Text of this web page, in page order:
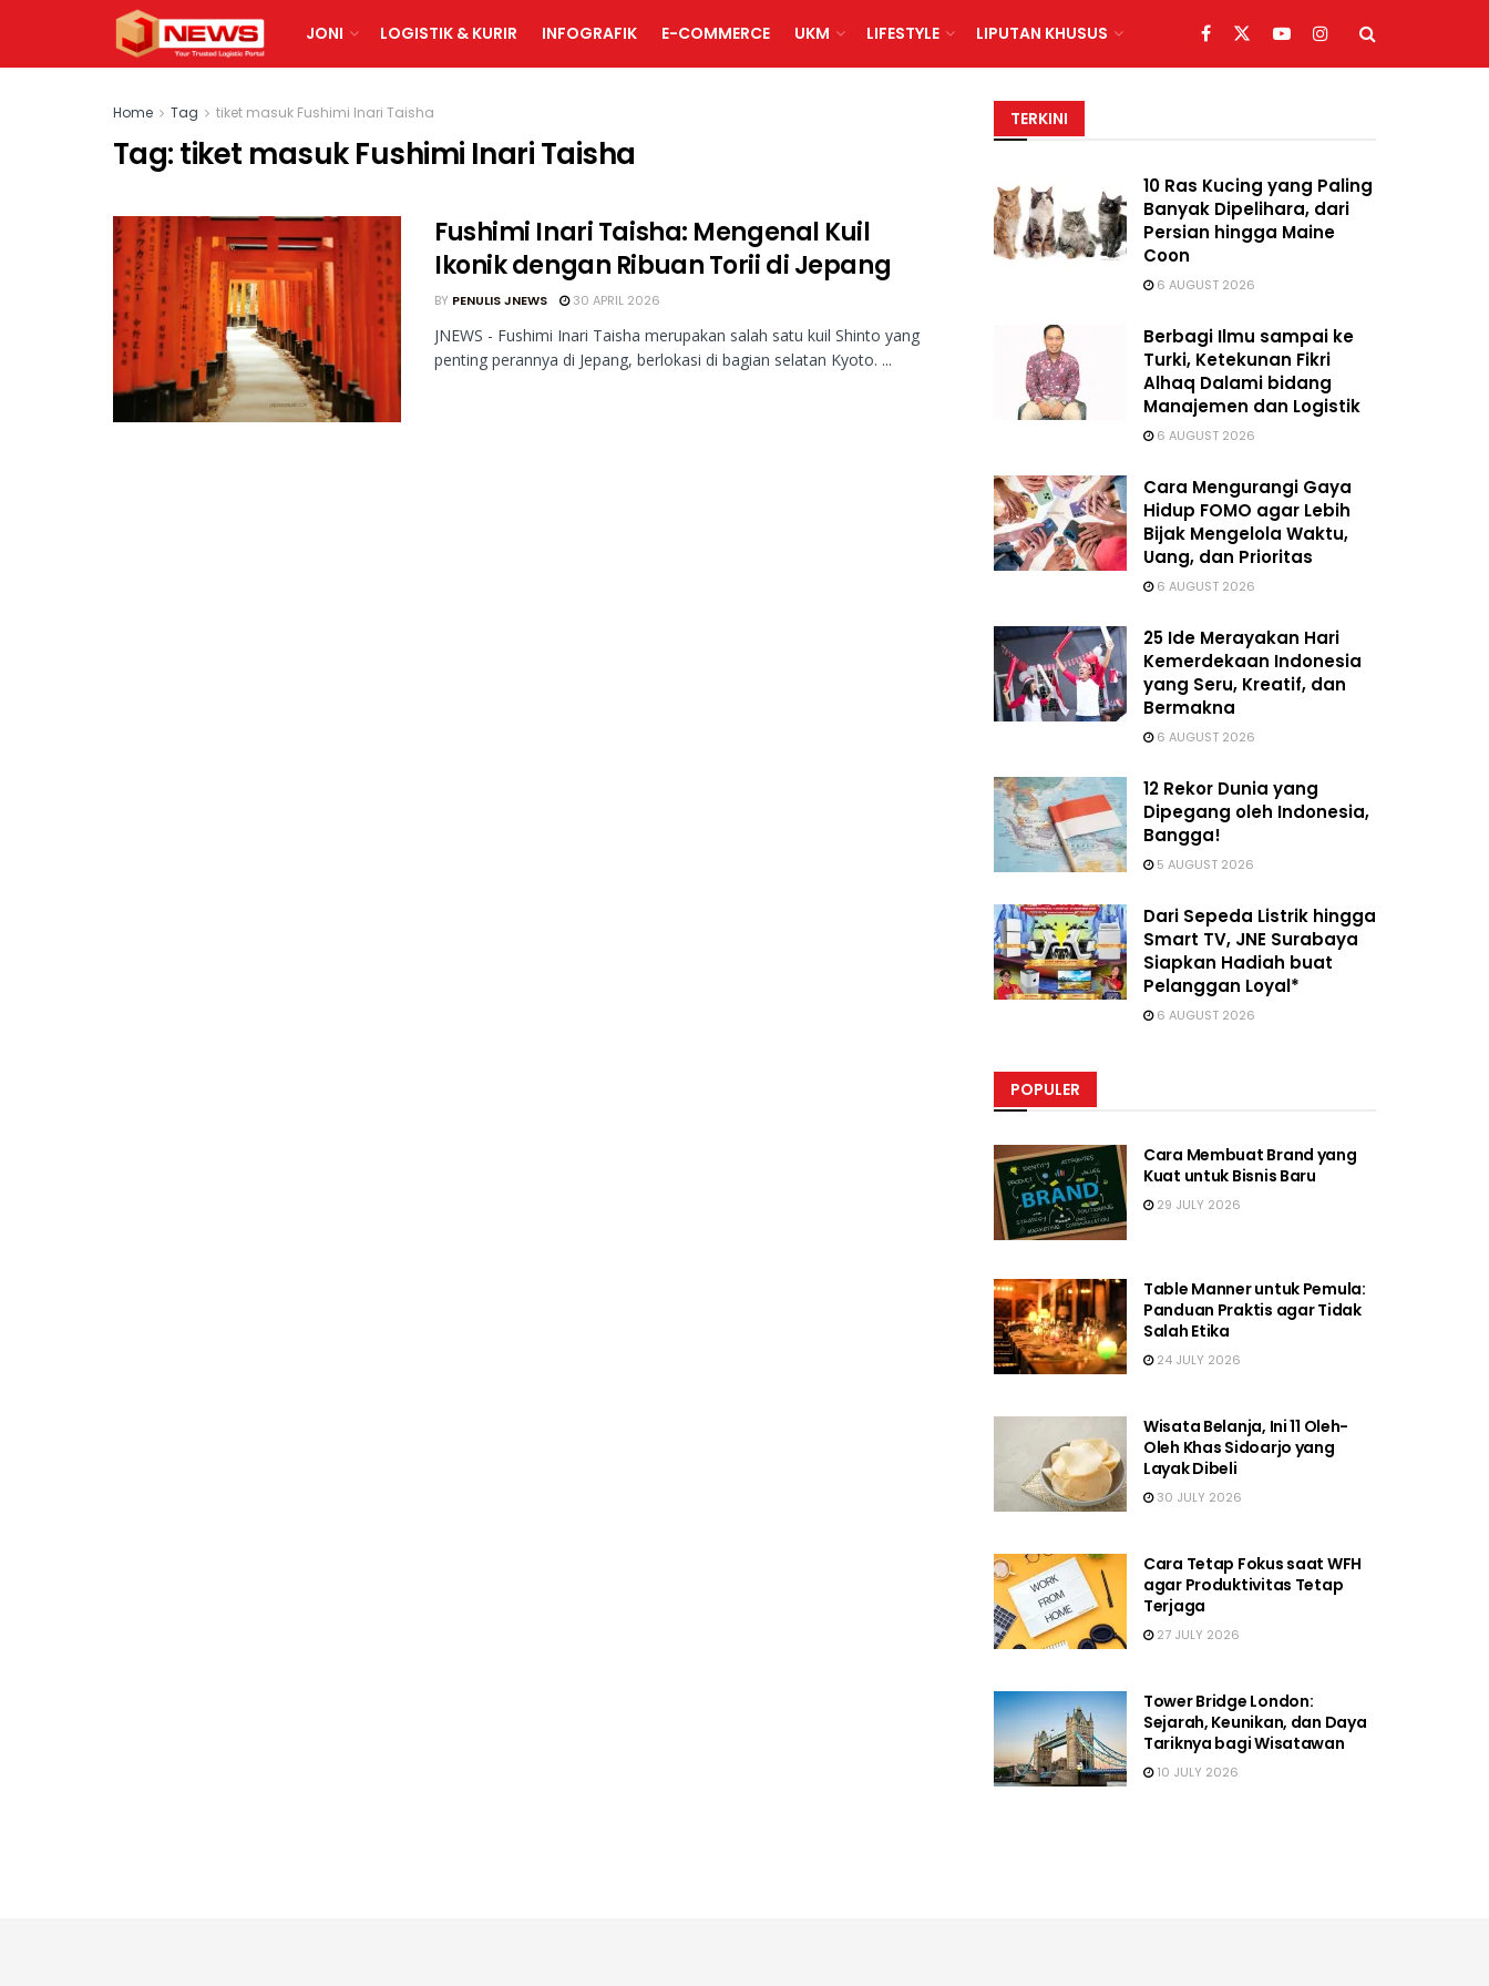
JONI LOGISTIK & KURIR INFOGRAFIK E-COMMERCE UKM LIFESTYLE LIPUTAN KHUSUS
Home Tag tiket masuk Fushimi Inari Taisha
Tag:tiket masuk Fushimi Inari Taisha
Fushimi Inari Taisha: Mengenal Kuil
Ikonik dengan Ribuan Torii di Jepang
BY PENULIS JNEWS 30 APRIL 2026
JNEWS - Fushimi Inari Taisha merupakan salah satu kuil Shinto yang
penting perannya di Jepang, berlokasi di bagian selatan Kyoto. ...
TERKINI
10 Ras Kucing yang Paling
Banyak Dipelihara, dari
Persian hingga Maine
Coon
6 AUGUST 2026
Berbagi Ilmu sampai ke
Turki, Ketekunan Fikri
Alhaq Dalami bidang
Manajemen dan Logistik
6 AUGUST 2026
Cara Mengurangi Gaya
Hidup FOMO agar Lebih
Bijak Mengelola Waktu,
Uang, dan Prioritas
6 AUGUST 2026
25 Ide Merayakan Hari
Kemerdekaan Indonesia
yang Seru, Kreatif, dan
Bermakna
6 AUGUST 2026
12 Rekor Dunia yang
Dipegang oleh Indonesia,
Bangga!
5 AUGUST 2026
Dari Sepeda Listrik hingga
Smart TV, JNE Surabaya
Siapkan Hadiah buat
Pelanggan Loyal*
6 AUGUST 2026
POPULER
Cara Membuat Brand yang
Kuat untuk Bisnis Baru
29 JULY 2026
Table Manner untuk Pemula:
Panduan Praktis agar Tidak
Salah Etika
24 JULY 2026
Wisata Belanja, Ini 11 Oleh-
Oleh Khas Sidoarjo yang
Layak Dibeli
30 JULY 2026
Cara Tetap Fokus saat WFH
agar Produktivitas Tetap
Terjaga
27 JULY 2026
Tower Bridge London:
Sejarah, Keunikan, dan Daya
Tariknya bagi Wisatawan
10 JULY 2026